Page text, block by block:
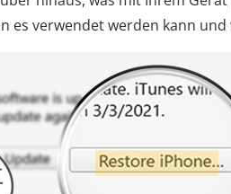
es verwendet werden kann und